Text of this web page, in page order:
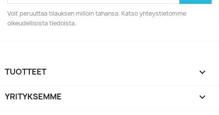
Voit peruuttaa tilauksen milloin tahansa. Katso yhteystietomme
oikeudellisista tiedoista.
TUOTTEET 
YRITYKSEMME 